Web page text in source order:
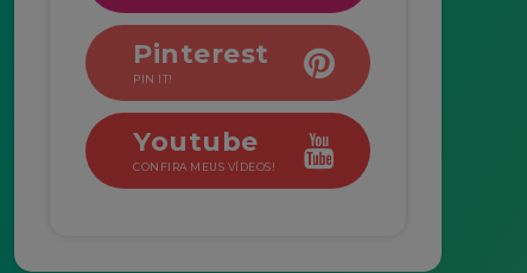
Pinterest
PIN IT!
Youtube
CONFIRA MEUS VÍDEOS!